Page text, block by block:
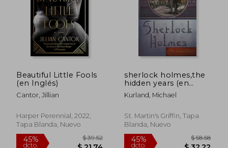
Beautiful Little Fools
(en Inglés)
Cantor, Jillian
Harper Perennial, 2022,
Tapa Blanda, Nuevo
sherlock holmes,the
hidden years (en
Inglés)
Kurland, Michael
St. Martin's Griffin, Tapa
Blanda, Nuevo